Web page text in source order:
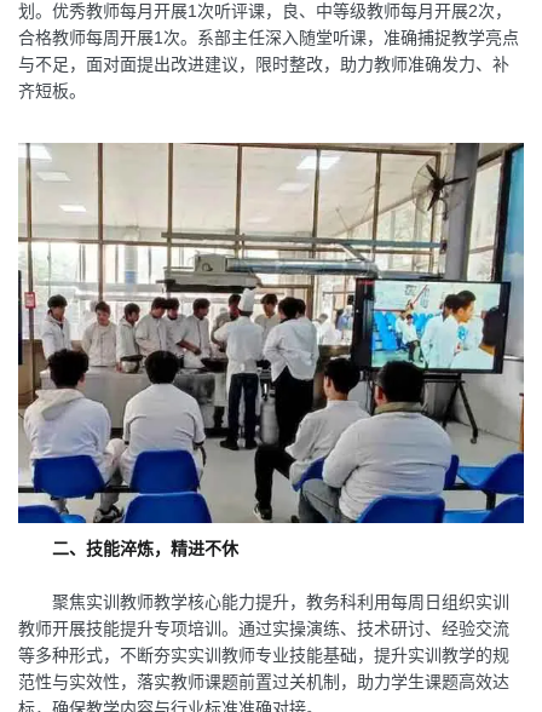
划。优秀教师每月开展1次听评课，良、中等级教师每月开展2次，
合格教师每周开展1次。系部主任深入随堂听课，准确捕捉教学亮点
与不足，面对面提出改进建议，限时整改，助力教师准确发力、补
齐短板。
二、技能淬炼，精进不休
聚焦实训教师教学核心能力提升，教务科利用每周日组织实训
教师开展技能提升专项培训。通过实操演练、技术研讨、经验交流
等多种形式，不断夯实实训教师专业技能基础，提升实训教学的规
范性与实效性，落实教师课题前置过关机制，助力学生课题高效达
标，确保教学内容与行业标准准确对接。